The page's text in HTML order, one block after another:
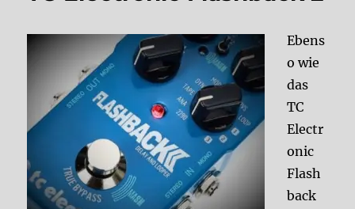
Ebens
o wie
das
TC
Electr
onic
Flash
back